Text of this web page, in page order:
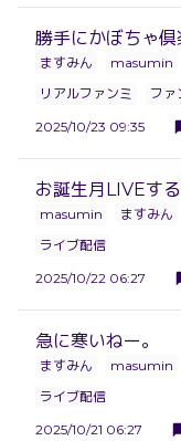
勝手にかぼちゃ
ますみん masumin
リアルファンミ
ファ
2025/10/23 09:35
お誕生月LIVEす
masumin ますみん
ライブ配信
2025/10/22 06:27
急に寒いねー。
ますみん masumin
ライブ配信
2025/10/21 06:27